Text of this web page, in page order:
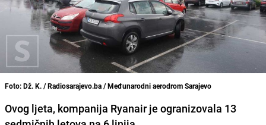
Foto: Dž. K. / Radiosarajevo.ba / Međunarodni aerodrom Sarajevo
Ovog ljeta, kompanija Ryanair je ogranizovala 13